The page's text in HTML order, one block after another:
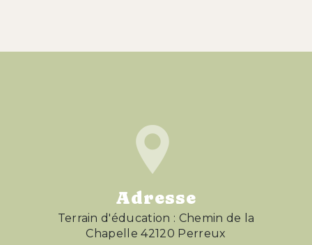
Adresse
Terrain d'éducation : Chemin de la
Chapelle 42120 Perreux